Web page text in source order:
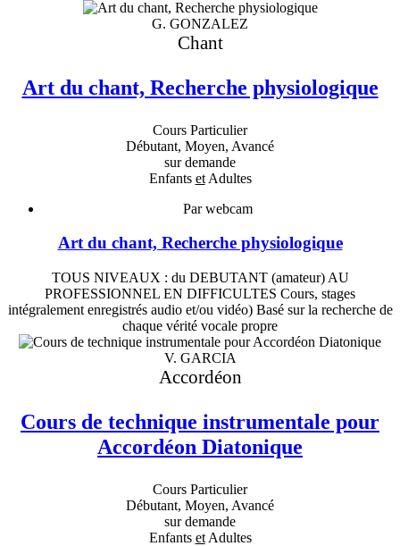
G. GONZALEZ
Chant
Art du chant, Recherche physiologique
Cours Particulier
Débutant, Moyen, Avancé
sur demande
Enfants etAdultes
Par webcam
Art du chant, Recherche physiologique
TOUS NIVEAUX : du DEBUTANT (amateur) AU
PROFESSIONNEL EN DIFFICULTES Cours, stages
intégralement enregistrés audio et/ou vidéo) Basé sur la recherche de
chaque vérité vocale propre
V. GARCIA
Accordéon
Cours de technique instrumentale pour
Accordéon Diatonique
Cours Particulier
Débutant, Moyen, Avancé
sur demande
Enfants etAdultes